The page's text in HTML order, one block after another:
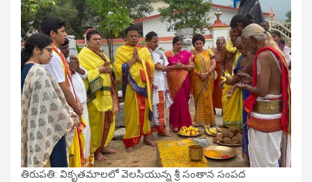
తిరుపతి: వికృతమాలలో వెలసియున్న శ్రీ సంతాన సంపద